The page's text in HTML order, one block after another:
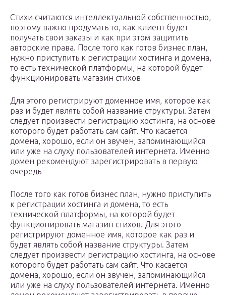
Стихи считаются интеллектуальной собственностью,
поэтому важно продумать то, как клиент будет
получать свои заказы и как при этом защитить
авторские права. После того как готов бизнес план,
нужно приступить к регистрации хостинга и домена,
то есть технической платформы, на которой будет
функционировать магазин стихов
Для этого регистрируют доменное имя, которое как
раз и будет являть собой название структуры. Затем
следует произвести регистрацию хостинга, на основе
которого будет работать сам сайт. Что касается
домена, хорошо, если он звучен, запоминающийся
или уже на слуху пользователей интернета. Именно
домен рекомендуют зарегистрировать в первую
очередь
После того как готов бизнес план, нужно приступить
к регистрации хостинга и домена, то есть
технической платформы, на которой будет
функционировать магазин стихов. Для этого
регистрируют доменное имя, которое как раз и
будет являть собой название структуры. Затем
следует произвести регистрацию хостинга, на основе
которого будет работать сам сайт. Что касается
домена, хорошо, если он звучен, запоминающийся
или уже на слуху пользователей интернета. Именно